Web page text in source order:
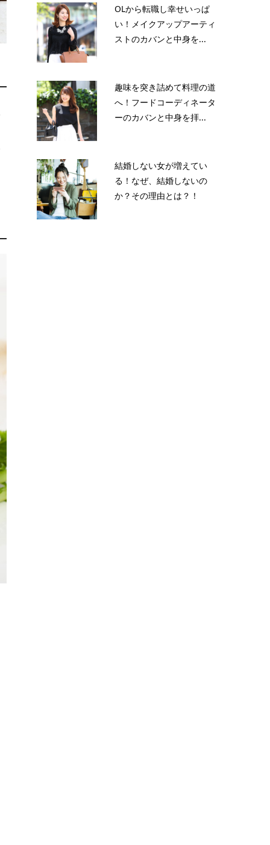
OLから転職し幸せいっぱ
い！メイクアップアーティ
ストのカバンと中身を...
趣味を突き詰めて料理の道
へ！フードコーディネータ
ーのカバンと中身を拝...
結婚しない女が増えてい
る！なぜ、結婚しないの
か？その理由とは？！